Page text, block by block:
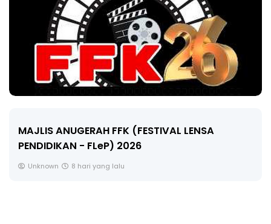
🔴 [LIVE] MATEMATIK SR, WANG TAHUN 6 OLEH
CIKGU ANITA #ALLINONE #141 #...